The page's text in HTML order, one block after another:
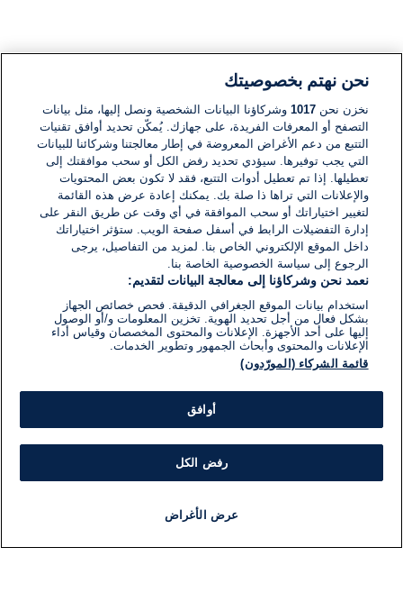
نحن نهتم بخصوصيتك
نخزن نحن1017 وشركاؤنا البيانات الشخصية ونصل إليها، مثل بيانات
التصفح أو المعرفات الفريدة، على جهازك. يُمكّن تحديد أوافق تقنيات
التتبع من دعم الأغراض المعروضة في إطار معالجتنا وشركائنا للبيانات
التي يجب توفيرها. سيؤدي تحديد رفض الكل أو سحب موافقتك إلى
تعطيلها. إذا تم تعطيل أدوات التتبع، فقد لا تكون بعض المحتويات
والإعلانات التي تراها ذا صلة بك. يمكنك إعادة عرض هذه القائمة
لتغيير اختياراتك أو سحب الموافقة في أي وقت عن طريق النقر على
إدارة التفضيلات الرابط في أسفل صفحة الويب. ستؤثر اختياراتك
داخل الموقع الإلكتروني الخاص بنا. لمزيد من التفاصيل، يرجى
الرجوع إلى سياسة الخصوصية الخاصة بنا.
نعمد نحن وشركاؤنا إلى معالجة البيانات لتقديم:
استخدام بيانات الموقع الجغرافي الدقيقة. فحص خصائص الجهاز
بشكل فعال من أجل تحديد الهوية. تخزين المعلومات و/أو الوصول
إليها على أحد الأجهزة. الإعلانات والمحتوى المخصصان وقياس أداء
الإعلانات والمحتوى وأبحاث الجمهور وتطوير الخدمات.
قائمة الشركاء (المورّدون)
أوافق
رفض الكل
عرض الأغراض